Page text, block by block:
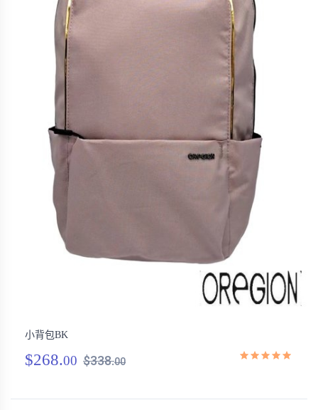
小背包BK
$268.00 $338.00